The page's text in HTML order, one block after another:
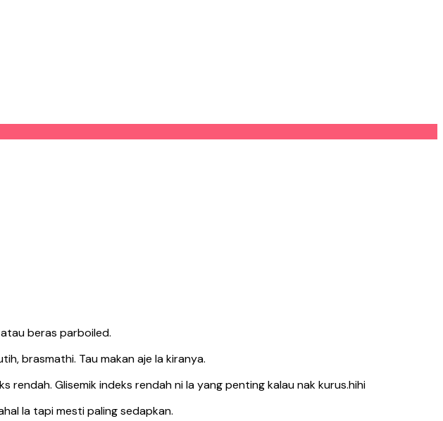
beras parboiled.
brasmathi. Tau makan aje la kiranya.
Glisemik indeks rendah ni la yang penting kalau nak kurus.hihi
la tapi mesti paling sedapkan.